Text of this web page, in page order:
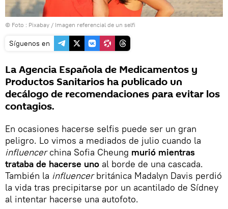
© Foto : Pixabay / Imagen referencial de un selfi
Síguenos en
La Agencia Española de Medicamentos y
Productos Sanitarios ha publicado un
decálogo de recomendaciones para evitar los
contagios.
En ocasiones hacerse selfis puede ser un gran
peligro. Lo vimos a mediados de julio cuando la
influencerchina Sofia Cheung murió mientras
trataba de hacerse uno al borde de una cascada.
También la influencerbritánica Madalyn Davis perdió
la vida tras precipitarse por un acantilado de Sídney
al intentar hacerse una autofoto.